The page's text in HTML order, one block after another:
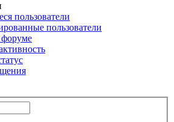
пользователи
пользователи